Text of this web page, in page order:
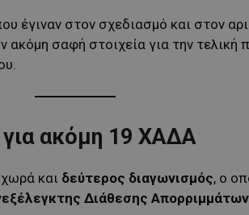
έγιναν στον σχεδιασμό και στον
ακόμη σαφή στοιχεία για την τελική
ακόμη 19 ΧΑΔΑ
και δεύτερος διαγωνισμός, ο
Διάθεσης Απορριμμάτων